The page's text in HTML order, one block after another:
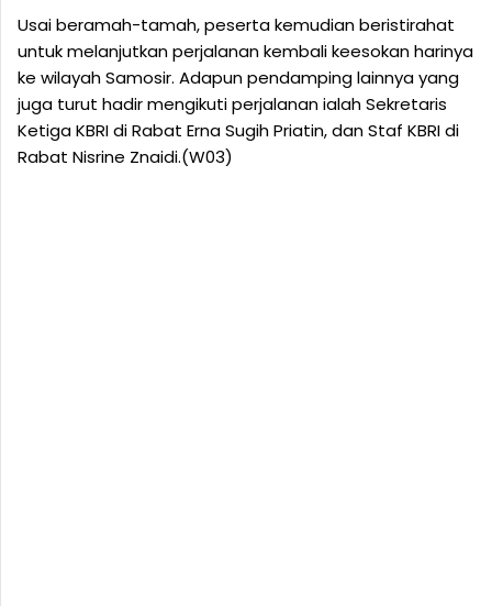
Usai beramah-tamah, peserta kemudian beristirahat
untuk melanjutkan perjalanan kembali keesokan harinya
ke wilayah Samosir. Adapun pendamping lainnya yang
juga turut hadir mengikuti perjalanan ialah Sekretaris
Ketiga KBRI di Rabat Erna Sugih Priatin, dan Staf KBRI di
Rabat Nisrine Znaidi.(W03)